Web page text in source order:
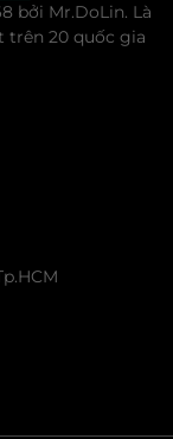
bởi Mr.DoLin. Là
trên 20 quốc gia